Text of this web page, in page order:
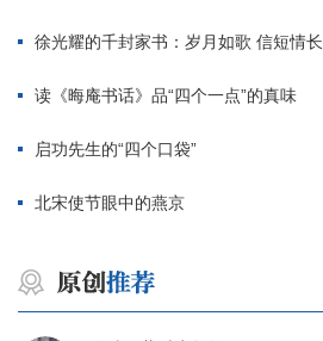
徐光耀的千封家书：岁月如歌 信短情长
读《晦庵书话》品“四个一点”的真味
启功先生的“四个口袋”
北宋使节眼中的燕京